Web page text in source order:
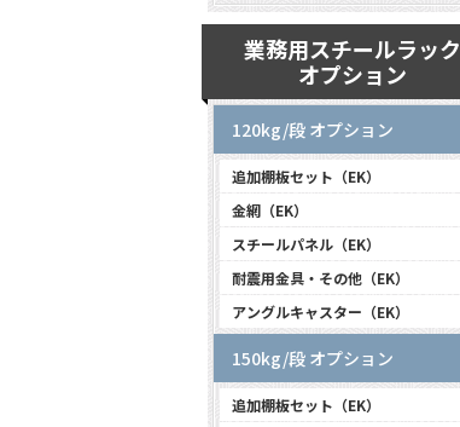
業務用スチールラック
オプション
120kg/段 オプション
追加棚板セット（EK）
金網（EK）
スチールパネル（EK）
耐震用金具・その他（EK）
アングルキャスター（EK）
150kg/段 オプション
追加棚板セット（EK）